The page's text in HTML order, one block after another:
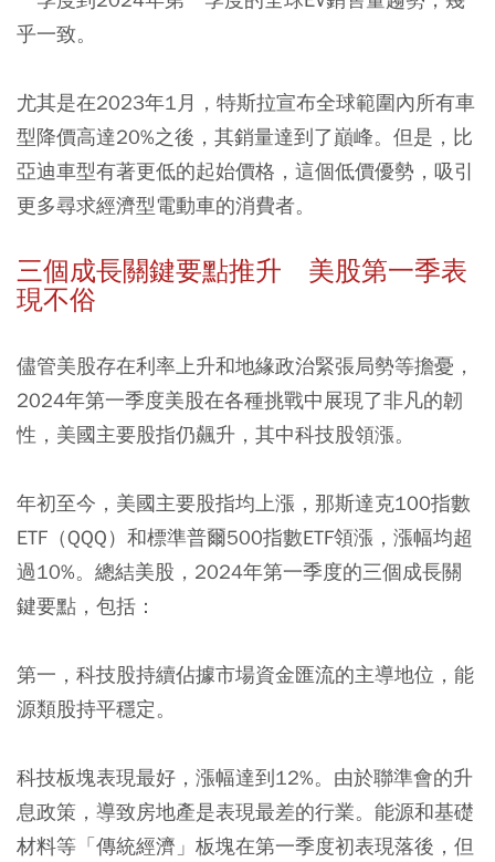
乎一致。
尤其是在2023年1月，特斯拉宣布全球範圍內所有車
型降價高達20%之後，其銷量達到了巔峰。但是，比
亞迪車型有著更低的起始價格，這個低價優勢，吸引
更多尋求經濟型電動車的消費者。
三個成長關鍵要點推升 美股第一季表
現不俗
儘管美股存在利率上升和地緣政治緊張局勢等擔憂，
2024年第一季度美股在各種挑戰中展現了非凡的韌
性，美國主要股指仍飆升，其中科技股領漲。
年初至今，美國主要股指均上漲，那斯達克100指數
ETF（QQQ）和標準普爾500指數ETF領漲，漲幅均超
過10%。總結美股，2024年第一季度的三個成長關
鍵要點，包括：
第一，科技股持續佔據市場資金匯流的主導地位，能
源類股持平穩定。
科技板塊表現最好，漲幅達到12%。由於聯準會的升
息政策，導致房地產是表現最差的行業。能源和基礎
材料等「傳統經濟」板塊在第一季度初表現落後，但